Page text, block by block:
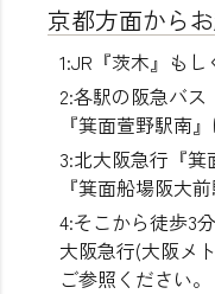
京都方面から
1:JR『茨木』もし
2:各駅の阪急バス
『箕面萱野駅南
3:北大阪急行『
『箕面船場阪大
4:そこから徒歩3
大阪急行(大阪メ
ご参照ください。